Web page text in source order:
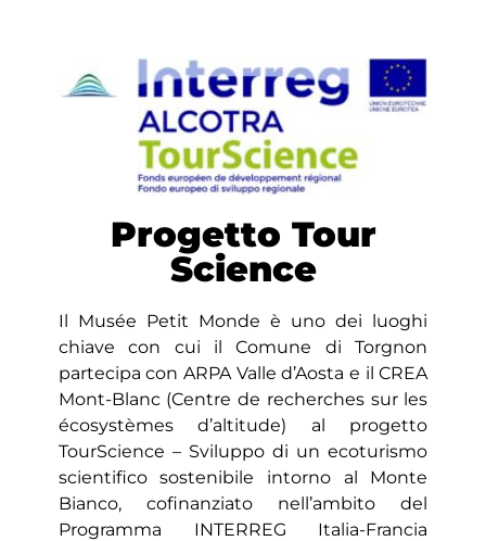
Progetto Tour
Science
Il Musée Petit Monde è uno dei luoghi
chiave con cui il Comune di Torgnon
partecipa con ARPA Valle d’Aosta e il CREA
Mont-Blanc (Centre de recherches sur les
écosystèmes d’altitude) al progetto
TourScience – Sviluppo di un ecoturismo
scientifico sostenibile intorno al Monte
Bianco, cofinanziato nell’ambito del
Programma INTERREG Italia-Francia